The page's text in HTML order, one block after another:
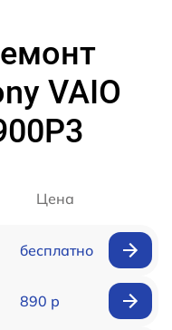
VAIO
Цена
бесплатно
890 р